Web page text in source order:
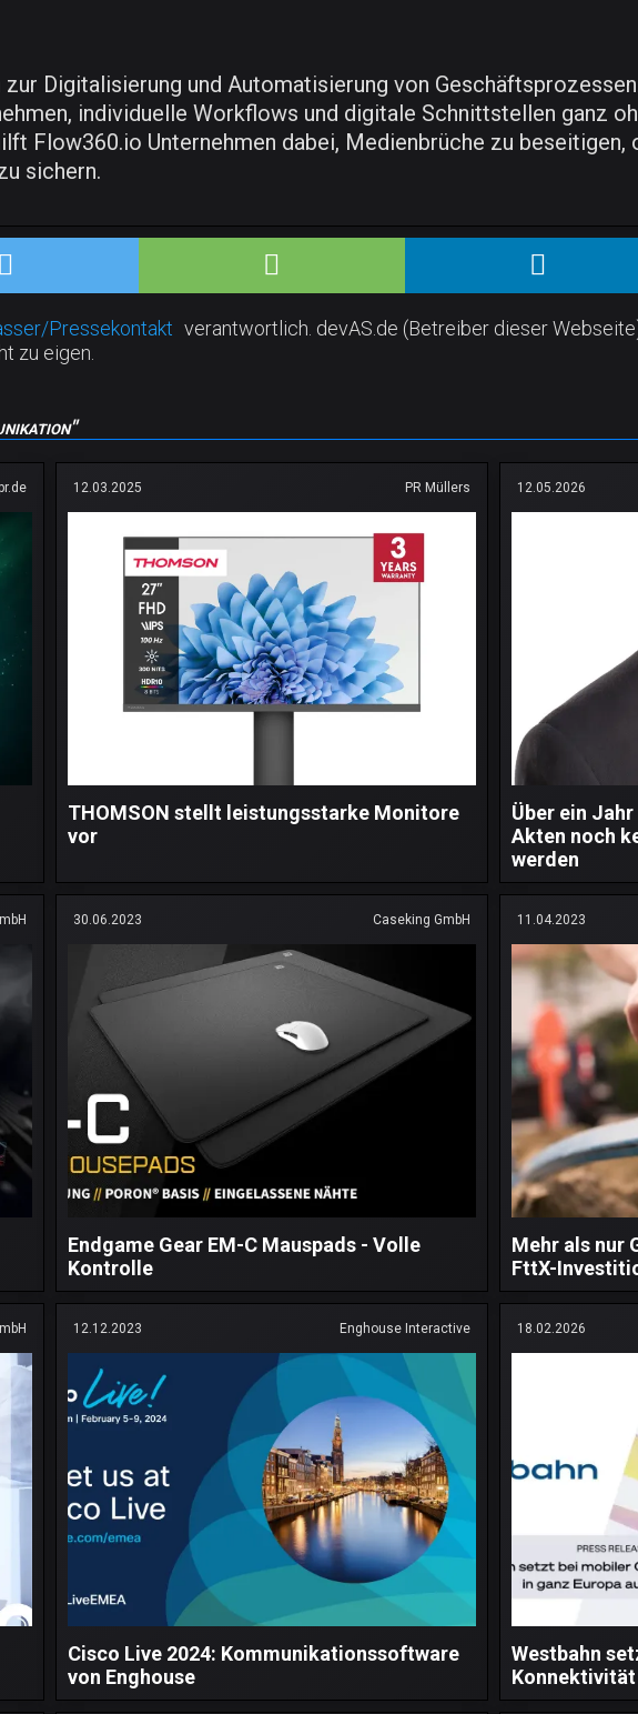
Digitalisierung und Automatisierung von
individuelle Workflows und digitale Schnittstellen ganz
Flow360.io Unternehmen dabei, Medienbrüche zu
sichern.
Pressekontakt verantwortlich. devAS.de (Betreiber dieser
zu eigen.
12.03.2025 PR Müllers
THOMSON stellt leistungsstarke Monitore
vor
12.05.2026
Über ein
Akten noch
werden
30.06.2023 Caseking GmbH
Endgame Gear EM-C Mauspads - Volle
Kontrolle
11.04.2023
Mehr als nur
FttX-
12.12.2023 Enghouse Interactive
Cisco Live 2024: Kommunikationssoftware
von Enghouse
18.02.2026
Westbahn
Konnektivität